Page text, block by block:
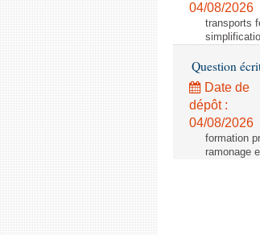
04/08/2026
transports
Question
Date de
dépôt :
04/08/2026
formation
ramonage